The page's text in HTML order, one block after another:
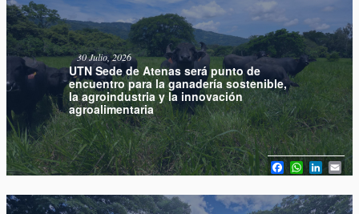
UTN Sede de Atenas será punto de
encuentro para la ganadería sostenible,
la agroindustria y la innovación
agroalimentaria
30 Julio, 2026
Facebook